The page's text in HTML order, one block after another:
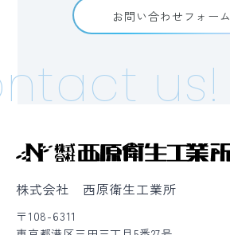
お問い合わせフォーム
us!
株式会社 西原衛生工業所
〒108-6311